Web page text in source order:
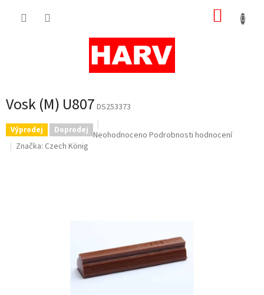
Vosk (M) U807 DS253373
Výprodej Doprodej Průměrné
Neohodnoceno Podrobnosti hodnocení
Značka: Czech König